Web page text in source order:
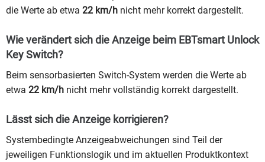
die Werte ab etwa 22 km/h nicht mehr korrekt dargestellt.
Wie verändert sich die Anzeige beim EBTsmart Unlock
Key Switch?
Beim sensorbasierten Switch-System werden die Werte ab
etwa 22 km/h nicht mehr vollständig korrekt dargestellt.
Lässt sich die Anzeige korrigieren?
Systembedingte Anzeigeabweichungen sind Teil der
jeweiligen Funktionslogik und im aktuellen Produktkontext